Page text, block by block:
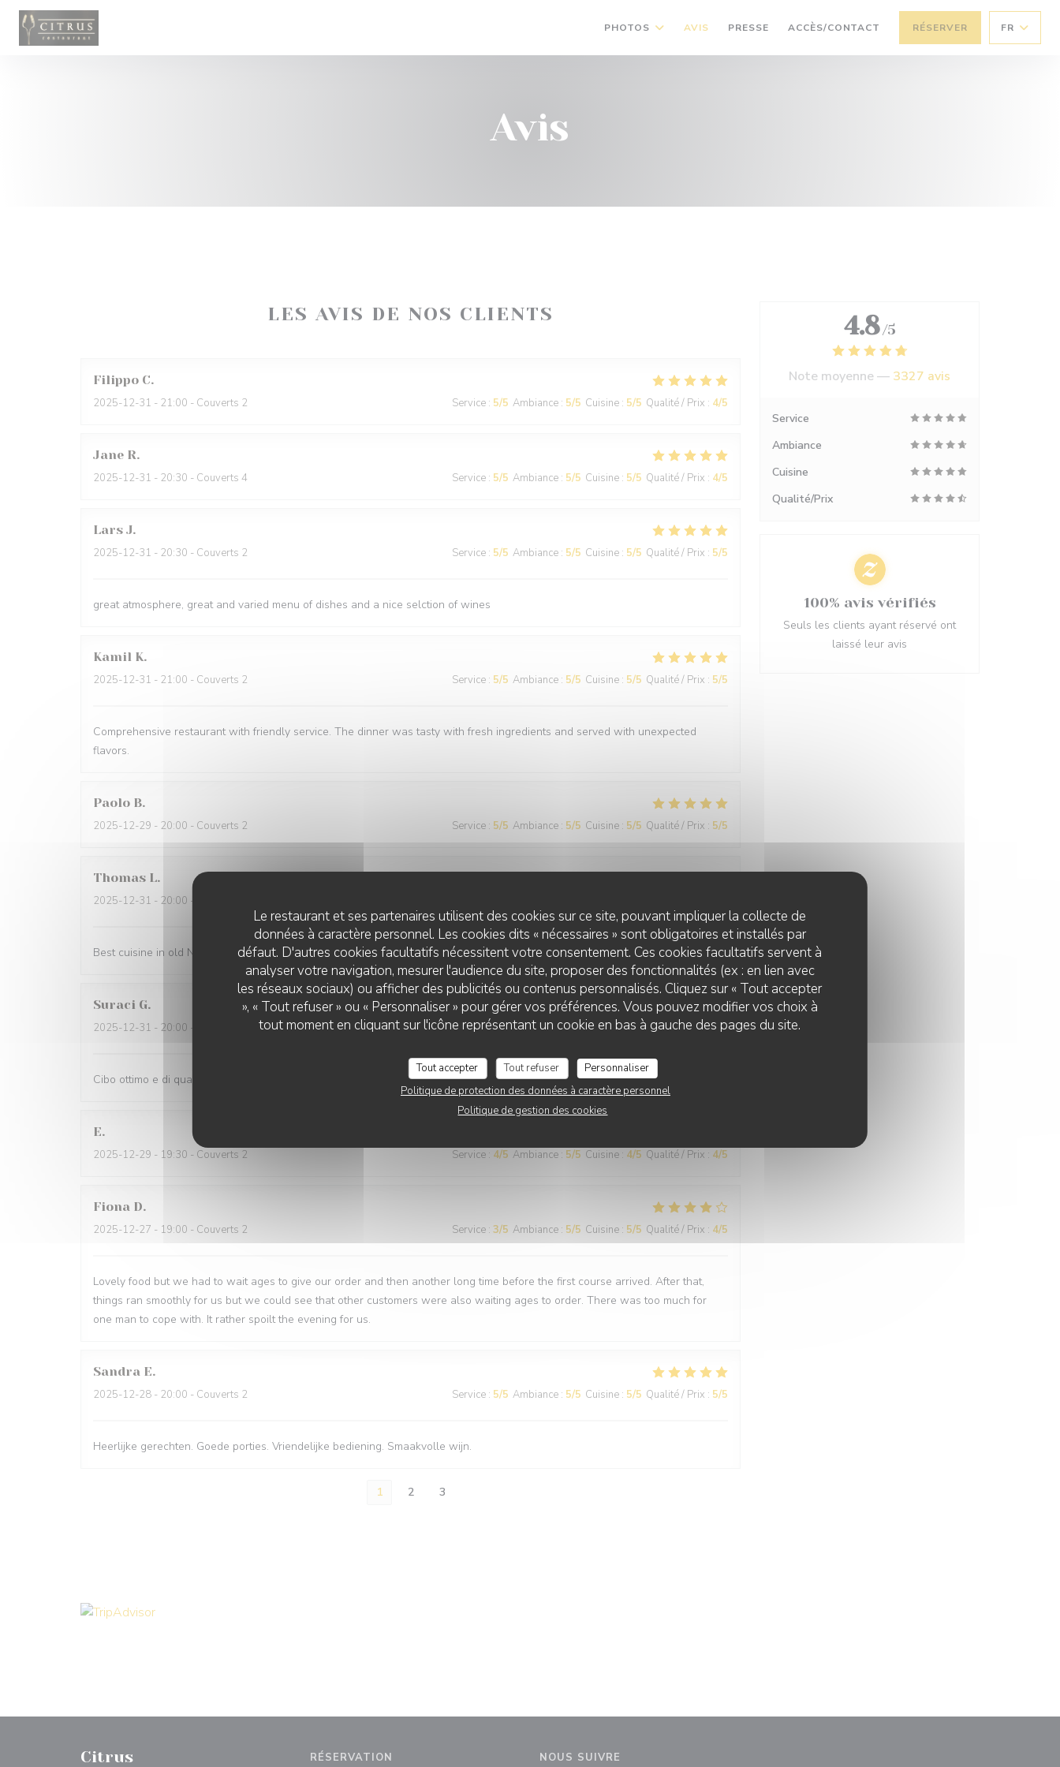
Personnalisation de vos choix en matière de cookies
Le restaurant et ses partenaires utilisent des cookies sur ce site, pouvant impliquer la collecte de
données à caractère personnel. Les cookies dits « nécessaires » sont obligatoires et installés par
défaut. D'autres cookies facultatifs nécessitent votre consentement. Ces cookies facultatifs servent à
analyser votre navigation, mesurer l'audience du site, proposer des fonctionnalités (ex : en lien avec
les réseaux sociaux) ou afficher des publicités ou contenus personnalisés. Cliquez sur « Tout accepter
», « Tout refuser » ou « Personnaliser » pour gérer vos préférences. Vous pouvez modifier vos choix à
tout moment en cliquant sur l'icône représentant un cookie en bas à gauche des pages du site.
Tout accepter Tout refuser
Personnaliser
Politique de protection des données à caractère personnel
Politique de gestion des cookies
PHOTOS AVIS PRESSE ACCÈS/CONTACT RÉSERVER FR
Avis
LES AVIS DE NOS CLIENTS
Filippo C
2025-12-31 - 21:00 - Couverts 2 Service : 5/5 Ambiance : 5/5 Cuisine : 5/5 Qualité / Prix : 4/5
Jane R
2025-12-31 - 20:30 - Couverts 4 Service : 5/5 Ambiance : 5/5 Cuisine : 5/5 Qualité / Prix : 4/5
Lars J
2025-12-31 - 20:30 - Couverts 2 Service : 5/5 Ambiance : 5/5 Cuisine : 5/5 Qualité / Prix : 5/5
great atmosphere, great and varied menu of dishes and a nice selction of wines
Kamil K
2025-12-31 - 21:00 - Couverts 2 Service : 5/5 Ambiance : 5/5 Cuisine : 5/5 Qualité / Prix : 5/5
Comprehensive restaurant with friendly service. The dinner was tasty with fresh ingredients and served with unexpected
flavors.
Paolo B
2025-12-29 - 20:00 - Couverts 2 Service : 5/5 Ambiance : 5/5 Cuisine : 5/5 Qualité / Prix : 5/5
Thomas L
2025-12-31 - 20:00 - Couverts 2
Best cuisine in old Nice.
Suraci G
2025-12-31 - 20:00 - Couverts 2 Service:5/5 Ambiance:5/5 Cuisine: 5/5 Qualité / Prix:5 /5
Cibo ottimo e di qualità, servizio eccellente,complimenti
E
2025-12-29 - 19:30 - Couverts 2 Service : 4/5 Ambiance : 5/5 Cuisine : 4/5 Qualité / Prix : 4/5
Fiona D
2025-12-27 - 19:00 - Couverts 2 Service : 3/5 Ambiance : 5/5 Cuisine : 5/5 Qualité / Prix : 4/5
Lovely food but we had to wait ages to give our order and then another long time before the first course arrived. After that,
things ran smoothly for us but we could see that other customers were also waiting ages to order. There was too much for
one man to cope with. It rather spoilt the evening for us.
Sandra E
2025-12-28 - 20:00 - Couverts 2 Service : 5/5 Ambiance : 5/5 Cuisine : 5/5 Qualité / Prix : 5/5
Heerlijke gerechten. Goede porties. Vriendelijke bediening. Smaakvolle wijn.
1 2 3
4.8 /5
Note moyenne — 3327 avis
Service
Ambiance
Cuisine
Qualité/Prix
100% avis vérifiés
Seuls les clients ayant réservé ont
laissé leur avis
Citrus RÉSERVATION NOUS SUIVRE